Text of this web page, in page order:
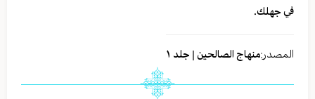
في جهلك.
المصدر:منهاج الصالحين | جلد ١